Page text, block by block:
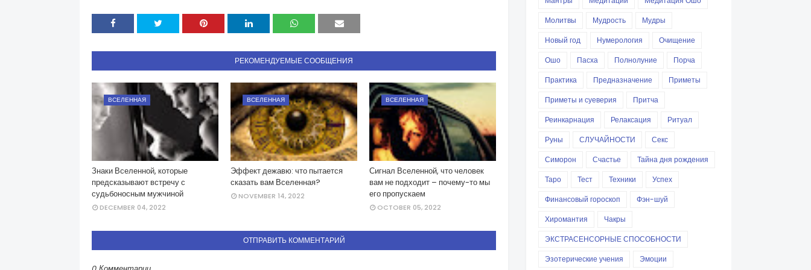
РЕКОМЕНДУЕМЫЕ СООБЩЕНИЯ
ВСЕЛЕННАЯ
Знаки Вселенной, которые
предсказывают встречу с
судьбоносным мужчиной
DECEMBER 04, 2022
ВСЕЛЕННАЯ
Эффект дежавю: что пытается
сказать вам Вселенная?
NOVEMBER 14, 2022
ВСЕЛЕННАЯ
Сигнал Вселенной, что человек
вам не подходит – почему-то мы
его пропускаем
OCTOBER 05, 2022
ОТПРАВИТЬ КОММЕНТАРИЙ
Молитвы
Мудрость
Мудры
Новый год
Нумерология
Очищение
Ошо
Пасха Полнолуние
Порча
Практика
Предназначение
Приметы
Приметы и суеверия
Притча
Реинкарнация
Релаксация
Ритуал
Руны
СЛУЧАЙНОСТИ
Секс
Симорон
Счастье
Тайна дня рождения
Таро
Тест Техники
Успех
Финансовый гороскоп
Фэн-шуй
Хиромантия
Чакры
ЭКСТРАСЕНСОРНЫЕ СПОСОБНОСТИ
Эзотерические учения
Эмоции